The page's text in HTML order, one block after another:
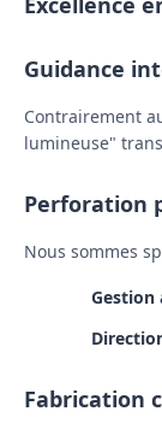
Guidance
Contrairement
lumineuse"
Perforation
Nous sommes
Gestion
Fabrication